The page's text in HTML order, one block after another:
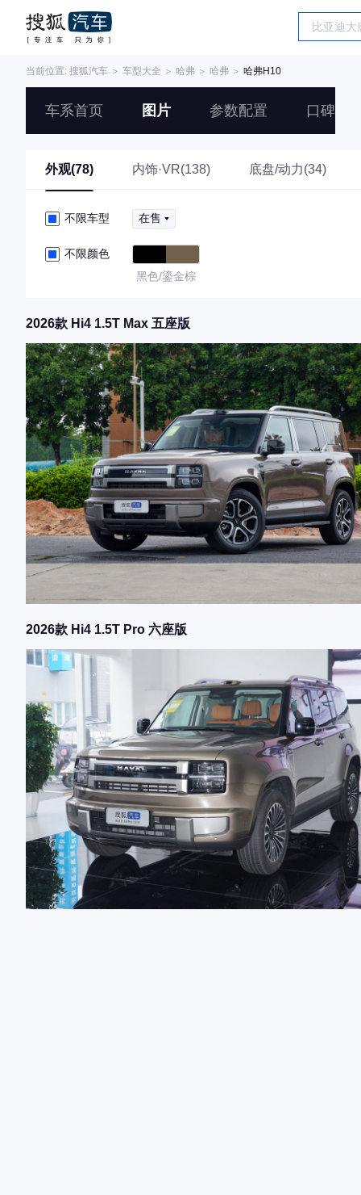
当前位置: 搜狐汽车 ＞ 车型大全 ＞ 哈弗 ＞ 哈弗 ＞ 哈弗H10
车系首页 图片 参数配置 口碑
外观(78) 内饰·VR(138) 底盘/动力(34)
不限车型 在售
不限颜色
黑色/鎏金棕
2026款 Hi4 1.5T Max 五座版
2026款 Hi4 1.5T Pro 六座版